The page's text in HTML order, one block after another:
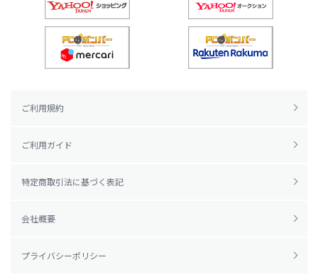
ご利用規約
ご利用ガイド
特定商取引法に基づく表記
会社概要
プライバシーポリシー